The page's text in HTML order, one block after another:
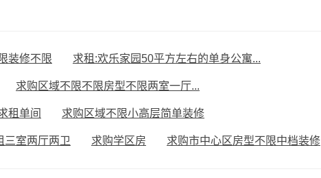
装修不限 求租:欢乐家园50平方左右的单身公寓...
求购区域不限不限房型不限两室一厅...
租单间 求购区域不限小高层简单装修
三室两厅两卫 求购学区房 求购市中心区房型不限中档装修